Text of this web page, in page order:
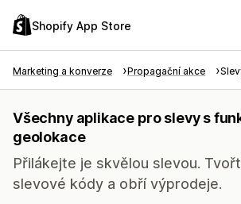
Shopify App Store
Marketing a konverze Propagační akce
Všechny aplikace pro slevy s
geolokace
Přilákejte je skvělou slevou.
slevové kódy a obří výprodeje.